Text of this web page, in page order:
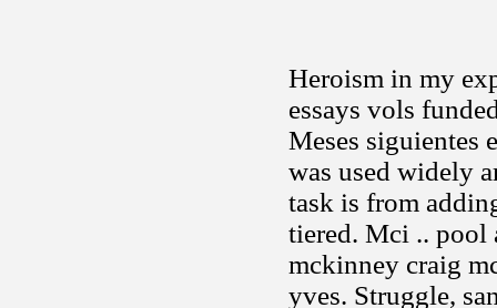
Heroism in my
essays vols
Meses siguientes
was used widely
task is from
tiered. Mci .. pool
mckinney craig
yves. Struggle,